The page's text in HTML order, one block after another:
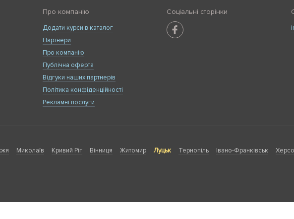
Про компанію
Додати курси в каталог
Партнери
Про компанію
Публічна оферта
Відгуки наших партнерів
Політика конфіденційності
Рекламні послуги
Соціальні сторінки
Миколаїв Кривий Ріг Вінниця Житомир Луцьк Тернопіль Івано-Франківськ